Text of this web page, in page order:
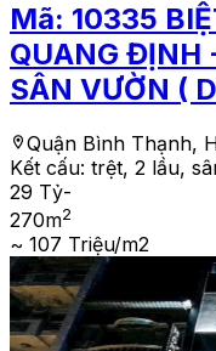
Mã: 10335
QUANG ĐỊNH
SÂN VƯỜN (
Quận Bình Thạnh,
Kết cấu: trệt, 2 lầu,
29 Tỷ-
270m2
~ 107 Triệu/m2